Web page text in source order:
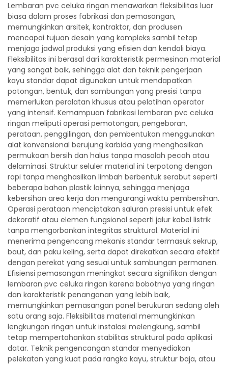
Lembaran pvc celuka ringan menawarkan fleksibilitas luar
biasa dalam proses fabrikasi dan pemasangan,
memungkinkan arsitek, kontraktor, dan produsen
mencapai tujuan desain yang kompleks sambil tetap
menjaga jadwal produksi yang efisien dan kendali biaya.
Fleksibilitas ini berasal dari karakteristik permesinan material
yang sangat baik, sehingga alat dan teknik pengerjaan
kayu standar dapat digunakan untuk mendapatkan
potongan, bentuk, dan sambungan yang presisi tanpa
memerlukan peralatan khusus atau pelatihan operator
yang intensif. Kemampuan fabrikasi lembaran pvc celuka
ringan meliputi operasi pemotongan, pengeboran,
perataan, penggilingan, dan pembentukan menggunakan
alat konvensional berujung karbida yang menghasilkan
permukaan bersih dan halus tanpa masalah pecah atau
delaminasi. Struktur seluler material ini terpotong dengan
rapi tanpa menghasilkan limbah berbentuk serabut seperti
beberapa bahan plastik lainnya, sehingga menjaga
kebersihan area kerja dan mengurangi waktu pembersihan.
Operasi perataan menciptakan saluran presisi untuk efek
dekoratif atau elemen fungsional seperti jalur kabel listrik
tanpa mengorbankan integritas struktural. Material ini
menerima pengencang mekanis standar termasuk sekrup,
baut, dan paku keling, serta dapat direkatkan secara efektif
dengan perekat yang sesuai untuk sambungan permanen.
Efisiensi pemasangan meningkat secara signifikan dengan
lembaran pvc celuka ringan karena bobotnya yang ringan
dan karakteristik penanganan yang lebih baik,
memungkinkan pemasangan panel berukuran sedang oleh
satu orang saja. Fleksibilitas material memungkinkan
lengkungan ringan untuk instalasi melengkung, sambil
tetap mempertahankan stabilitas struktural pada aplikasi
datar. Teknik pengencangan standar menyediakan
pelekatan yang kuat pada rangka kayu, struktur baja, atau